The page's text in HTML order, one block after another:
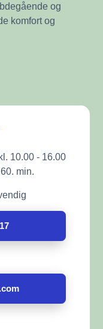
og
komfort og
10.00 - 16.00
min.